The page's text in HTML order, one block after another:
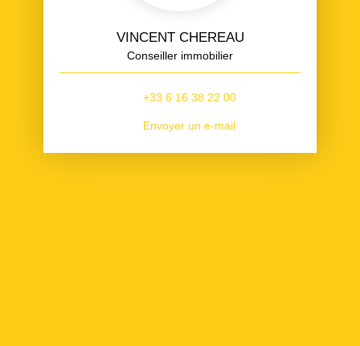
VINCENT CHEREAU
Conseiller immobilier
+33 6 16 38 22 00
Envoyer un e-mail